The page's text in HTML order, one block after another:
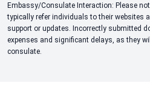
Embassy/Consulate Interaction: Please
typically refer individuals to their websites
support or updates. Incorrectly submitted
expenses and significant delays, as they
consulate.